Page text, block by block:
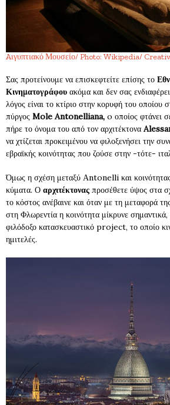
Aιγυπτιακό Μουσείο/ Photo: Wikipedia/
Σας προτείνουμε να επισκεφτείτε επίσης το
Κινηματογράφου ακόμα και δεν σας
λόγος είναι το κτίριο στην κορυφή του οποίου
πύργος Mole Antonelliana, o οποίος φτάνει
πήρε το όνομα του από τον αρχιτέκτονα
να χτίζεται προκειμένου να φιλοξενήσει την
εβραϊκής κοινότητας που ζούσε στην -τότε-
Όμως η σχέση μεταξύ Αntonelli και
κύματα. Ο αρχιτέκτονας προσέθετε ύψος στα
το κόστος ανέβαινε και όταν με τη μεταφορά
στη Φλωρεντία η κοινότητα μίκρυνε
φιλόδοξο κατασκευαστικό project, το οποίο
ημιτελές.